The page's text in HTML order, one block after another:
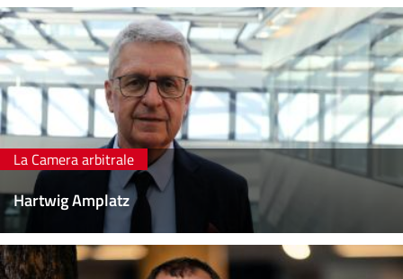
La Camera arbitrale
Hartwig Amplatz